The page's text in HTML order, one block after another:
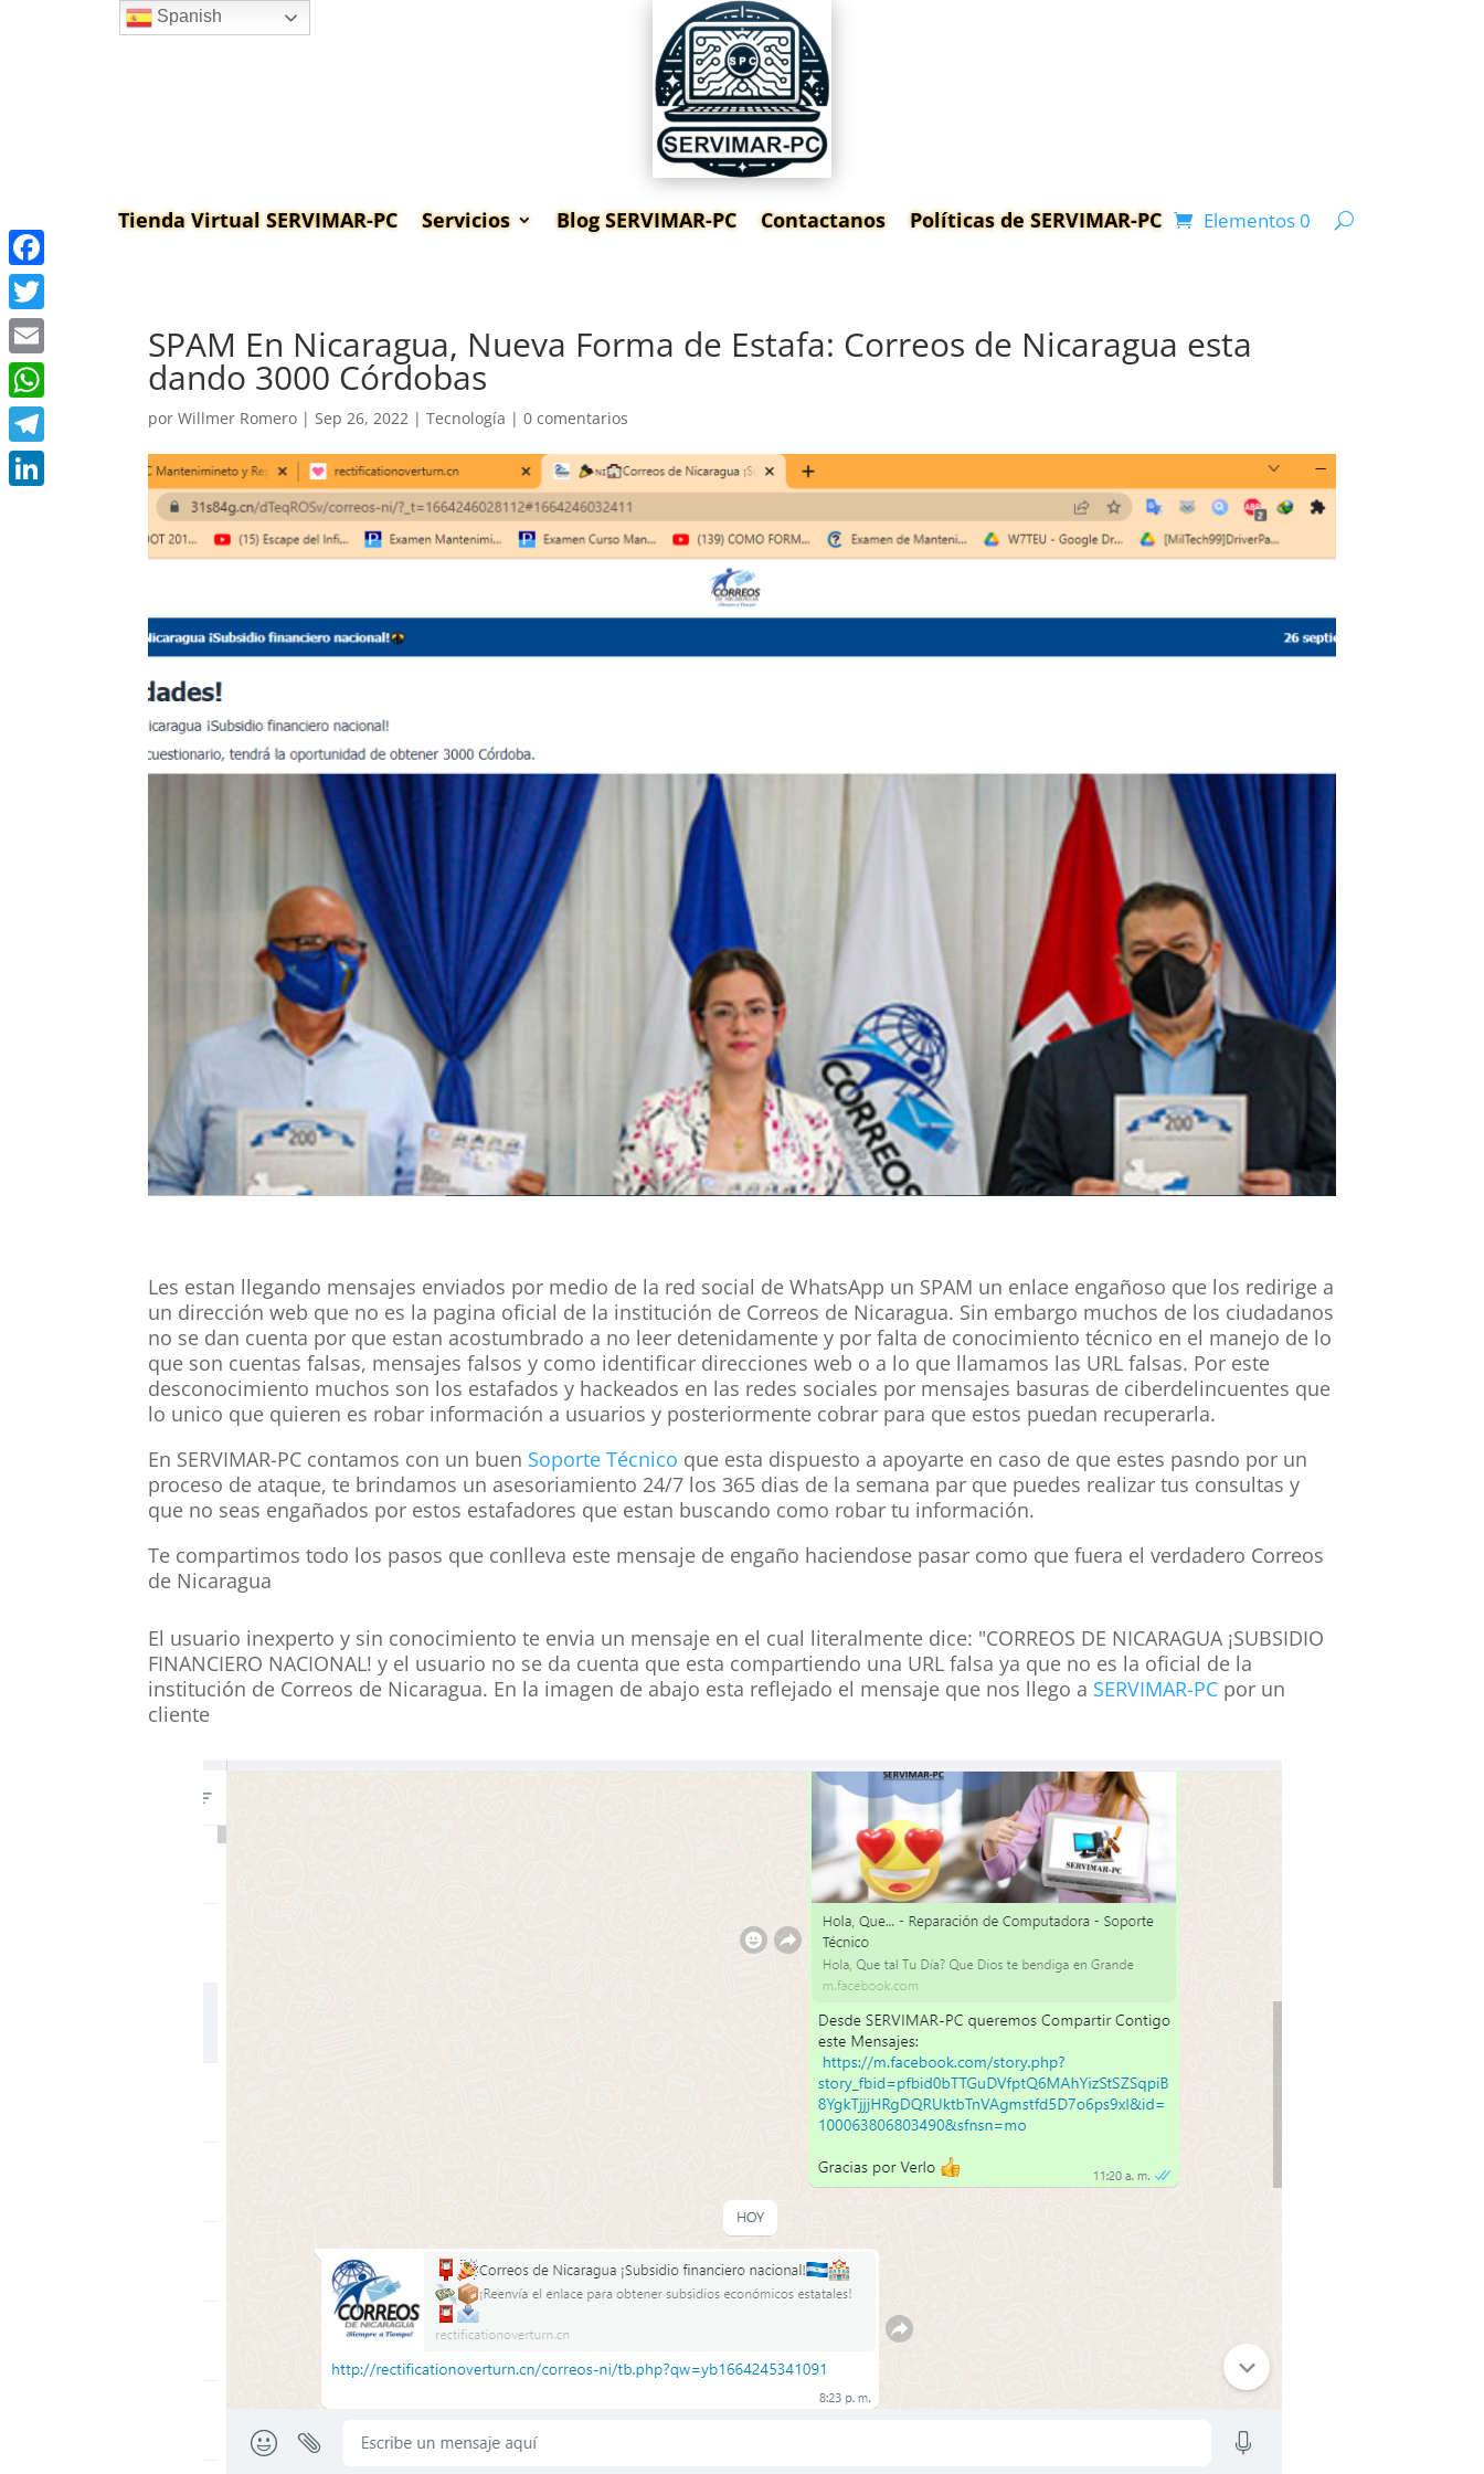
Tienda Virtual SERVIMAR-PC Servicios Blog SERVIMAR-PC Contactanos Políticas de SERVIMAR-PC Elementos 0
SPAM En Nicaragua, Nueva Forma de Estafa: Correos de Nicaragua esta
dando 3000 Córdobas
porWillmer Romero |Sep 26, 2022 |Tecnología |0 comentarios
Les estan llegando mensajes enviados por medio de la red social de WhatsApp un SPAM un enlace engañoso que los redirige a
un dirección web que no es la pagina oficial de la institución de Correos de Nicaragua. Sin embargo muchos de los ciudadanos
no se dan cuenta por que estan acostumbrado a no leer detenidamente y por falta de conocimiento técnico en el manejo de lo
que son cuentas falsas, mensajes falsos y como identificar direcciones web o a lo que llamamos las URL falsas. Por este
desconocimiento muchos son los estafados y hackeados en las redes sociales por mensajes basuras de ciberdelincuentes que
lo unico que quieren es robar información a usuarios y posteriormente cobrar para que estos puedan recuperarla.
En SERVIMAR-PC contamos con un buen Soporte Técnico que esta dispuesto a apoyarte en caso de que estes pasndo por un
proceso de ataque, te brindamos un asesoriamiento 24/7 los 365 dias de la semana par que puedes realizar tus consultas y
que no seas engañados por estos estafadores que estan buscando como robar tu información.
Te compartimos todo los pasos que conlleva este mensaje de engaño haciendose pasar como que fuera el verdadero Correos
de Nicaragua
El usuario inexperto y sin conocimiento te envia un mensaje en el cual literalmente dice: "CORREOS DE NICARAGUA ¡SUBSIDIO
FINANCIERO NACIONAL! y el usuario no se da cuenta que esta compartiendo una URL falsa ya que no es la oficial de la
institución de Correos de Nicaragua. En la imagen de abajo esta reflejado el mensaje que nos llego a SERVIMAR-PC por un
cliente
Facebook
Twitter
Email
WhatsApp
Telegram
Spanish